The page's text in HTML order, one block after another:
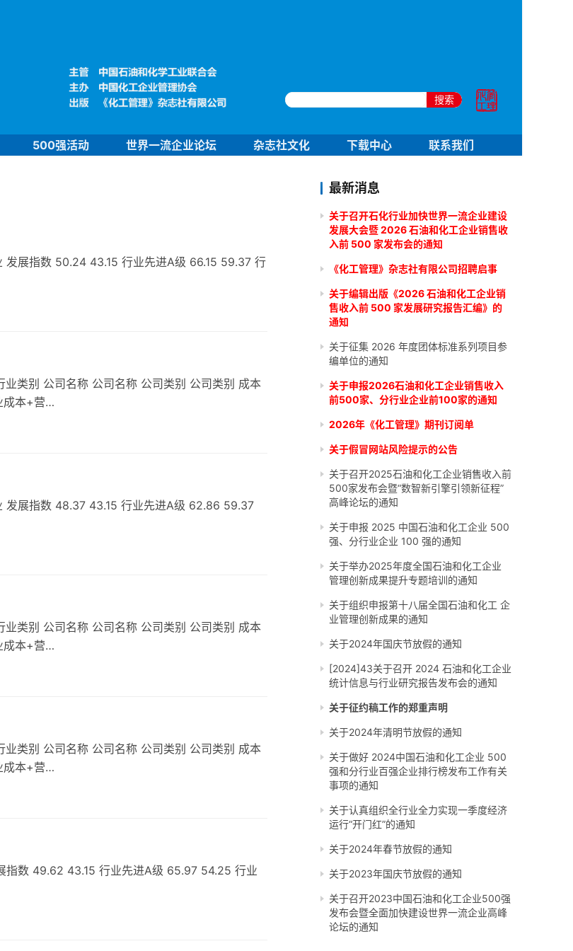
搜索
500强活动 世界一流企业论坛 杂志社文化 下载中心 联系我们
发展指数 50.24 43.15 行业先进A级 66.15 59.37 行
类别 公司名称 公司名称 公司类别 公司类别 成本
成本+营…
发展指数 48.37 43.15 行业先进A级 62.86 59.37
类别 公司名称 公司名称 公司类别 公司类别 成本
成本+营…
类别 公司名称 公司名称 公司类别 公司类别 成本
成本+营…
指数 49.62 43.15 行业先进A级 65.97 54.25 行业
最新消息
关于召开石化行业加快世界一流企业建设
发展大会暨 2026 石油和化工企业销售收
入前 500 家发布会的通知
《化工管理》杂志社有限公司招聘启事
关于编辑出版《2026 石油和化工企业销
售收入前 500 家发展研究报告汇编》的
通知
关于征集 2026 年度团体标准系列项目参
编单位的通知
关于申报2026石油和化工企业销售收入
前500家、分行业企业前100家的通知
2026年《化工管理》期刊订阅单
关于假冒网站风险提示的公告
关于召开2025石油和化工企业销售收入前
500家发布会暨“数智新引擎引领新征程”
高峰论坛的通知
关于申报 2025 中国石油和化工企业 500
强、分行业企业 100 强的通知
关于举办2025年度全国石油和化工企业
管理创新成果提升专题培训的通知
关于组织申报第十八届全国石油和化工 企
业管理创新成果的通知
关于2024年国庆节放假的通知
[2024]43关于召开 2024 石油和化工企业
统计信息与行业研究报告发布会的通知
关于征约稿工作的郑重声明
关于2024年清明节放假的通知
关于做好 2024中国石油和化工企业 500
强和分行业百强企业排行榜发布工作有关
事项的通知
关于认真组织全行业全力实现一季度经济
运行“开门红”的通知
关于2024年春节放假的通知
关于2023年国庆节放假的通知
关于召开2023中国石油和化工企业500强
发布会暨全面加快建设世界一流企业高峰
论坛的通知